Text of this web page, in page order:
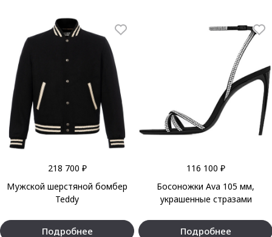
218 700 ₽
Мужской шерстяной бомбер
Teddy
Подробнее
116 100 ₽
Босоножки Ava 105 мм,
украшенные стразами
Подробнее